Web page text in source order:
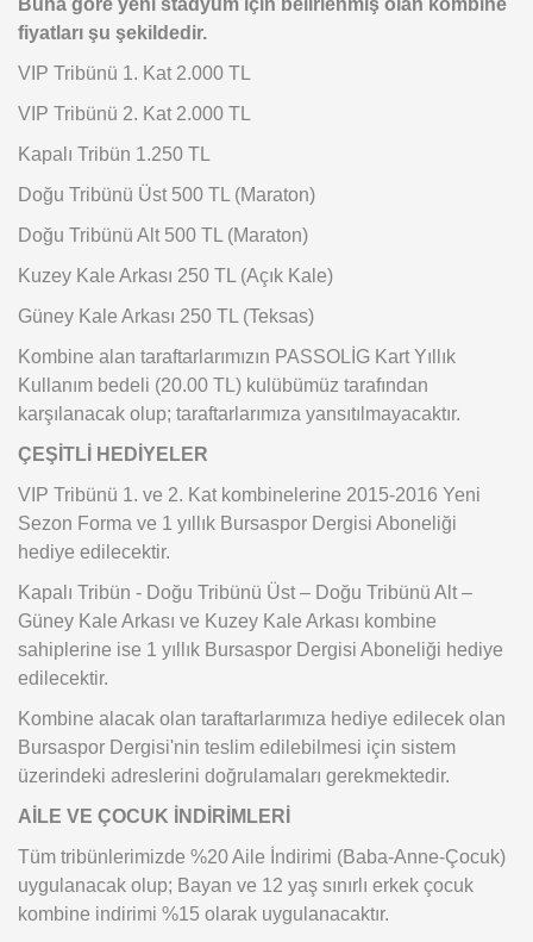
fiyatları şu şekildedir.
VIP Tribünü 1. Kat 2.000 TL
VIP Tribünü 2. Kat 2.000 TL
Kapalı Tribün 1.250 TL
Doğu Tribünü Üst 500 TL (Maraton)
Doğu Tribünü Alt 500 TL (Maraton)
Kuzey Kale Arkası 250 TL (Açık Kale)
Güney Kale Arkası 250 TL (Teksas)
Kombine alan taraftarlarımızın PASSOLİG Kart Yıllık
Kullanım bedeli (20.00 TL) kulübümüz tarafından
karşılanacak olup; taraftarlarımıza yansıtılmayacaktır.
ÇEŞİTLİ HEDİYELER
VIP Tribünü 1. ve 2. Kat kombinelerine 2015-2016 Yeni
Sezon Forma ve 1 yıllık Bursaspor Dergisi Aboneliği
hediye edilecektir.
Kapalı Tribün - Doğu Tribünü Üst – Doğu Tribünü Alt –
Güney Kale Arkası ve Kuzey Kale Arkası kombine
sahiplerine ise 1 yıllık Bursaspor Dergisi Aboneliği hediye
edilecektir.
Kombine alacak olan taraftarlarımıza hediye edilecek olan
Bursaspor Dergisi'nin teslim edilebilmesi için sistem
üzerindeki adreslerini doğrulamaları gerekmektedir.
AİLE VE ÇOCUK İNDİRİMLERİ
Tüm tribünlerimizde %20 Aile İndirimi (Baba-Anne-Çocuk)
uygulanacak olup; Bayan ve 12 yaş sınırlı erkek çocuk
kombine indirimi %15 olarak uygulanacaktır.